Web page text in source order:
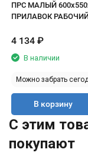
ПРС МАЛЫЙ
ПРИЛАВОК
4 134 ₽
В наличии
Можно забрать
В корзину
C этим
покупают